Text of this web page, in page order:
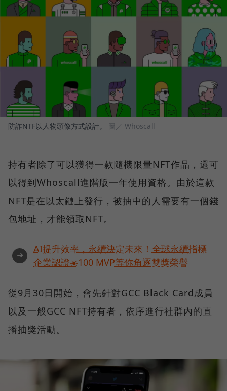
防詐NTF以人物頭像方式設計。 圖／ Whoscall
持有者除了可以獲得一款隨機限量NFT作品，還可
以得到Whoscall進階版一年使用資格。由於這款
NFT是在以太鏈上發行，被抽中的人需要有一個錢
包地址，才能領取NFT。
➜
AI提升效率，永續決定未來！全球永續指標
企業認證☀️100 MVP等你角逐雙獎榮譽
從9月30日開始，會先針對GCC Black Card成員
以及一般GCC NFT持有者，依序進行社群內的直
播抽獎活動。